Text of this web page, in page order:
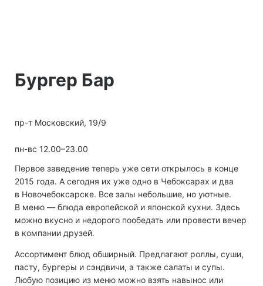
Бургер Бар
пр-т Московский, 19/9
пн-вс 12.00–23.00
Первое заведение теперь уже сети открылось в конце
2015 года. А сегодня их уже одно в Чебоксарах и два
в Новочебоксарске. Все залы небольшие, но уютные.
В меню — блюда европейской и японской кухни. Здесь
можно вкусно и недорого пообедать или провести вечер
в компании друзей.
Ассортимент блюд обширный. Предлагают роллы, суши,
пасту, бургеры и сэндвичи, а также салаты и супы.
Любую позицию из меню можно взять навынос или